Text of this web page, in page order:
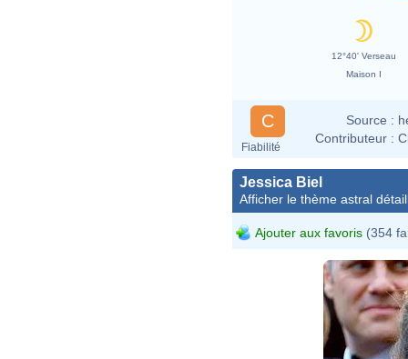
12°40' Verseau
Maison I
C
Fiabilité
Source :
Contributeur :
Jessica Biel
Afficher le thème astral
Ajouter aux favoris (354